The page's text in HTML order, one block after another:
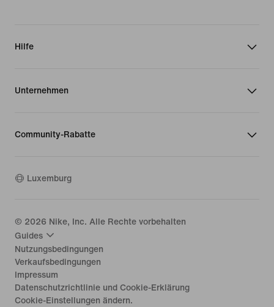
Hilfe
Unternehmen
Community-Rabatte
Luxemburg
© 2026 Nike, Inc. Alle Rechte vorbehalten
Guides
Nutzungsbedingungen
Verkaufsbedingungen
Impressum
Datenschutzrichtlinie und Cookie-Erklärung
Cookie-Einstellungen ändern.